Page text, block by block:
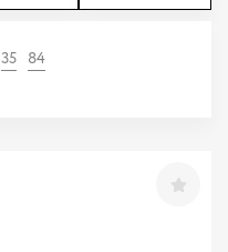
35 84